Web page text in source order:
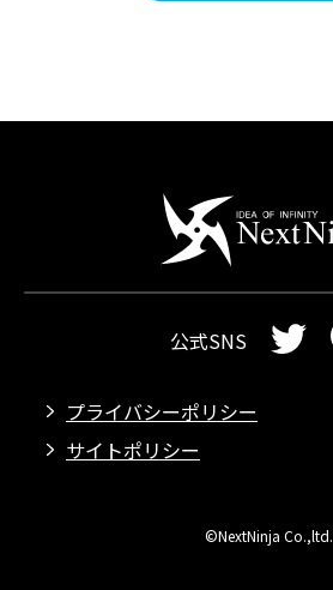
公式SNS
プライバシーポリシー
サイトポリシー
©NextNinja Co.,ltd.